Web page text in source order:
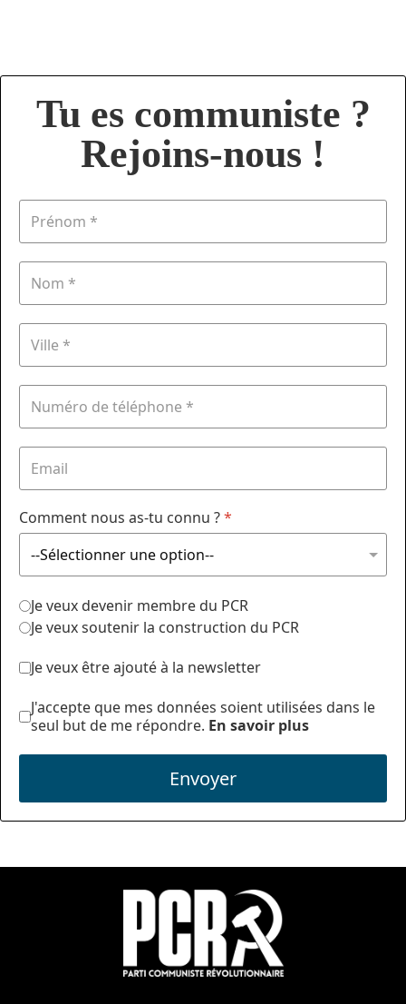
Tu es communiste ?
Rejoins-nous !
Comment nous as-tu connu ?*
Je veux devenir membre du PCR
Je veux soutenir la construction du PCR
Je veux être ajouté à la newsletter
J'accepte que mes données soient utilisées dans le
seul but de me répondre. En savoir plus
Envoyer